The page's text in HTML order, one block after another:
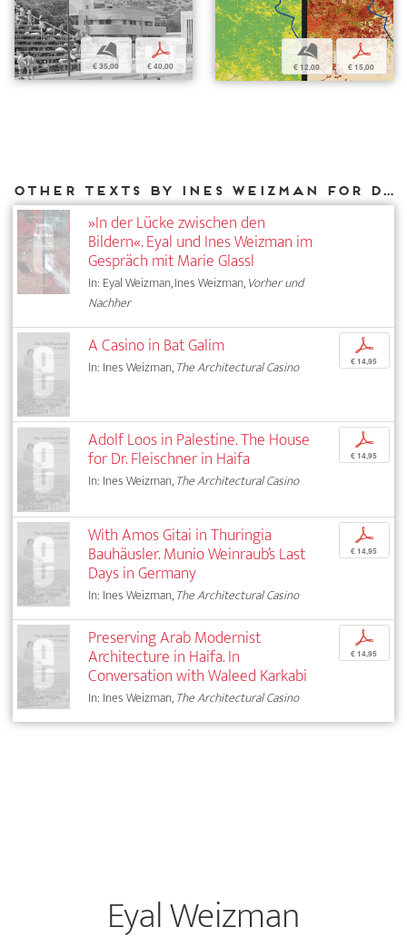
b
€ 35,00
p
€ 40,00
b
€ 12,00
p
€ 15,00
Other texts by Ines Weizman for DIAPHANES
»In der Lücke zwischen den
Bildern«. Eyal und Ines Weizman im
Gespräch mit Marie Glassl
In: Eyal Weizman, Ines Weizman,Vorher und
Nachher
A Casino in Bat Galim
In: Ines Weizman,The Architectural Casino
p
€ 14,95
Adolf Loos in Palestine. The House
for Dr. Fleischner in Haifa
In: Ines Weizman,The Architectural Casino
p
€ 14,95
With Amos Gitai in Thuringia
Bauhäusler. Munio Weinraub’s Last
Days in Germany
In: Ines Weizman,The Architectural Casino
p
€ 14,95
Preserving Arab Modernist
Architecture in Haifa. In
Conversation with Waleed Karkabi
In: Ines Weizman,The Architectural Casino
p
€ 14,95
Eyal Weizman